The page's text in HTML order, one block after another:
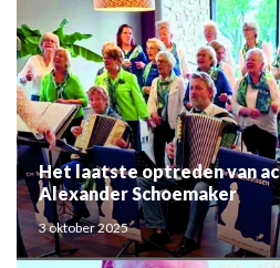
Het laatste optreden van
Alexander Schoemaker
3 oktober 2025